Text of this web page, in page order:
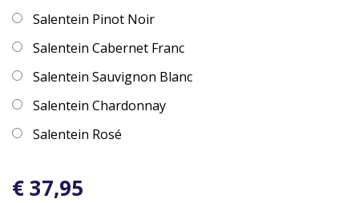
Salentein Pinot Noir
Salentein Cabernet Franc
Salentein Sauvignon Blanc
Salentein Chardonnay
Salentein Rosé
€ 37,95